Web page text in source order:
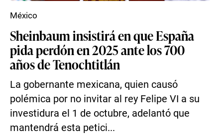
Sheinbaum insistirá en que España
pida perdón en 2025 ante los 700
años de Tenochtitlán
La gobernante mexicana, quien causó
polémica por no invitar al rey Felipe VI a su
investidura el 1 de octubre, adelantó que
mantendrá esta petici...
México